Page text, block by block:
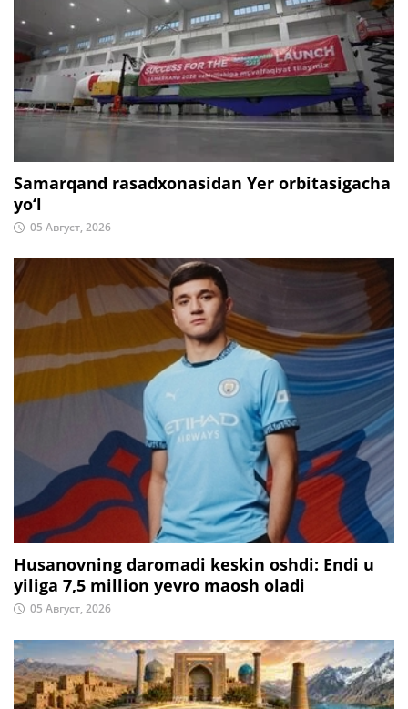
Samarqand rasadxonasidan Yer orbitasigacha
yo‘l
05 Август, 2026
Husanovning daromadi keskin oshdi: Endi u
yiliga 7,5 million yevro maosh oladi
05 Август, 2026